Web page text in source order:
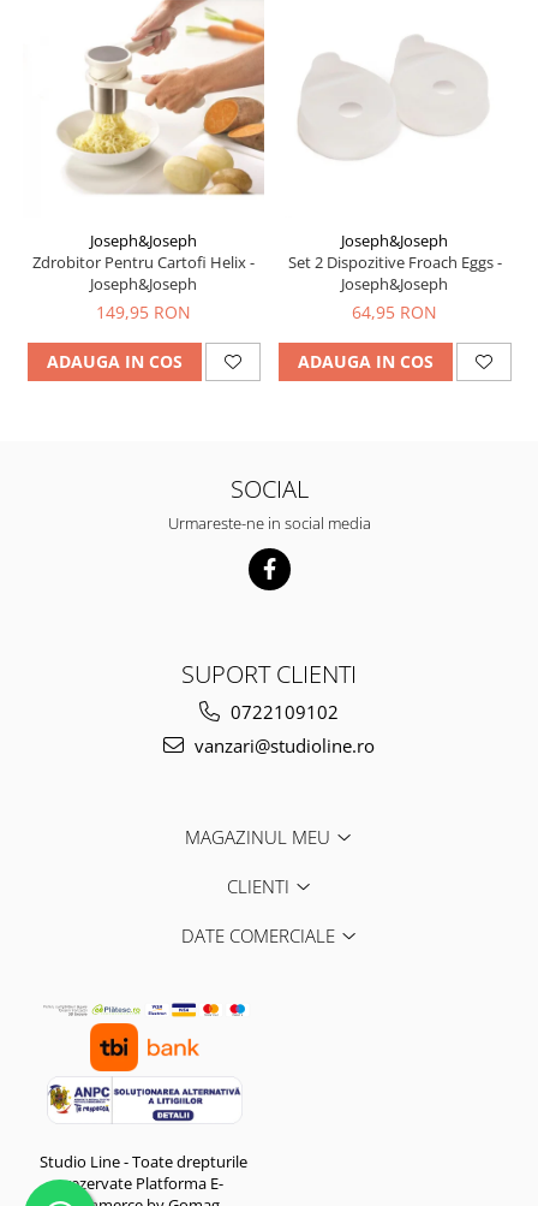
Joseph&Joseph
Zdrobitor Pentru Cartofi Helix -
Joseph&Joseph
149,95 RON
ADAUGA IN COS
Joseph&Joseph
Set 2 Dispozitive Froach Eggs -
Joseph&Joseph
64,95 RON
ADAUGA IN COS
SOCIAL
Urmareste-ne in social media
SUPORT CLIENTI
0722109102
vanzari@studioline.ro
MAGAZINUL MEU
CLIENTI
DATE COMERCIALE
Studio Line - Toate drepturile
rezervate Platforma E-